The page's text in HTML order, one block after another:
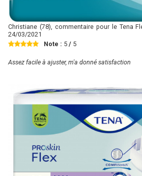
Christiane (78), commentaire pour le Tena
24/03/2021
Note : 5 / 5
Assez facile à ajuster, m'a donné satisfaction